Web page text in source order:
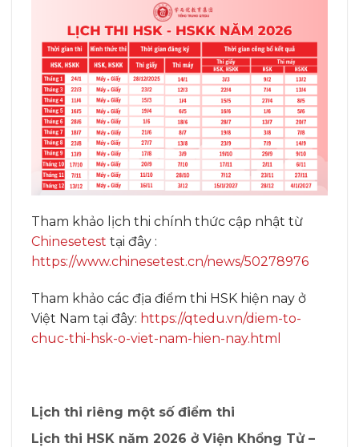
Tham khảo lịch thi chính thức cập nhật từ
Chinesetest tại đây :
https://www.chinesetest.cn/news/50278976
Tham khảo các địa điểm thi HSK hiện nay ở
Việt Nam tại đây: https://qtedu.vn/diem-to-
chuc-thi-hsk-o-viet-nam-hien-nay.html
Lịch thi riêng một số điểm thi
Lịch thi HSK năm 2026 ở Viện Khổng Tử –